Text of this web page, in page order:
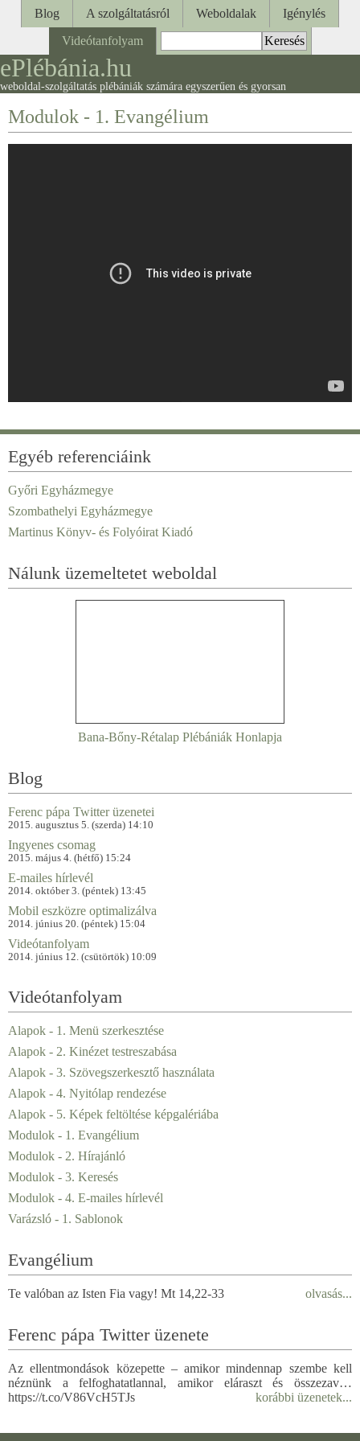
Blog A szolgáltatásról Weboldalak
Igénylés
Videótanfolyam
ePlébánia.hu
weboldal-szolgáltatás plébániák számára egyszerűen és gyorsan
Modulok - 1. Evangélium
Egyéb referenciáink
Győri Egyházmegye
Szombathelyi Egyházmegye
Martinus Könyv- és Folyóirat Kiadó
Nálunk üzemeltetet weboldal
Bana-Bőny-Rétalap Plébániák Honlapja
Blog
Ferenc pápa Twitter üzenetei
2015. augusztus 5. (szerda) 14:10
Ingyenes csomag
2015. május 4. (hétfő) 15:24
E-mailes hírlevél
2014. október 3. (péntek) 13:45
Mobil eszközre optimalizálva
2014. június 20. (péntek) 15:04
Videótanfolyam
2014. június 12. (csütörtök) 10:09
Videótanfolyam
Alapok - 1. Menü szerkesztése
Alapok - 2. Kinézet testreszabása
Alapok - 3. Szövegszerkesztő használata
Alapok - 4. Nyitólap rendezése
Alapok - 5. Képek feltöltése képgalériába
Modulok - 1. Evangélium
Modulok - 2. Hírajánló
Modulok - 3. Keresés
Modulok - 4. E-mailes hírlevél
Varázsló - 1. Sablonok
Evangélium
Te valóban az Isten Fia vagy! Mt 14,22-33 olvasás...
Ferenc pápa Twitter üzenete
Az ellentmondások közepette – amikor mindennap szembe kell
néznünk a felfoghatatlannal, amikor eláraszt és összezav…
https://t.co/V86VcH5TJs
korábbi üzenetek...